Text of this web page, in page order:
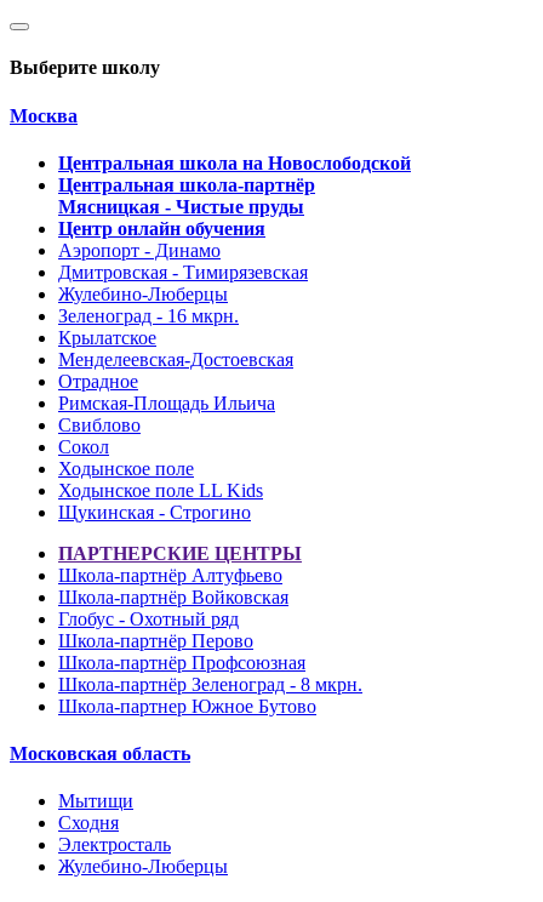
Выберите школу
Москва
Центральная школа на Новослободской
Центральная школа-партнёр
Мясницкая - Чистые пруды
Центр онлайн обучения
Аэропорт - Динамо
Дмитровская - Тимирязевская
Жулебино-Люберцы
Зеленоград - 16 мкрн.
Крылатское
Менделеевская-Достоевская
Отрадное
Римская-Площадь Ильича
Свиблово
Сокол
Ходынское поле
Ходынское поле LL Kids
Щукинская - Строгино
ПАРТНЕРСКИЕ ЦЕНТРЫ
Школа-партнёр Алтуфьево
Школа-партнёр Войковская
Глобус - Охотный ряд
Школа-партнёр Перово
Школа-партнёр Профсоюзная
Школа-партнёр Зеленоград - 8 мкрн.
Школа-партнер Южное Бутово
Московская область
Мытищи
Сходня
Электросталь
Жулебино-Люберцы